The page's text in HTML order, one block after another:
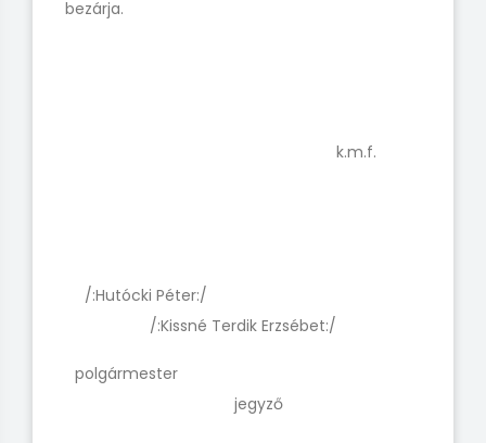
bezárja.
k.m.f.
/:Hutócki Péter:/
/:Kissné Terdik Erzsébet:/
polgármester
jegyző